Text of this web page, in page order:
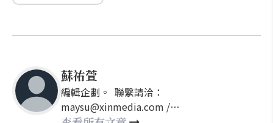
蘇祐萱
編輯企劃。 聯繫請洽：
maysu@xinmedia.com /